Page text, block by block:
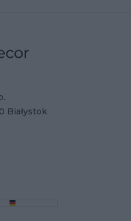
Białystok